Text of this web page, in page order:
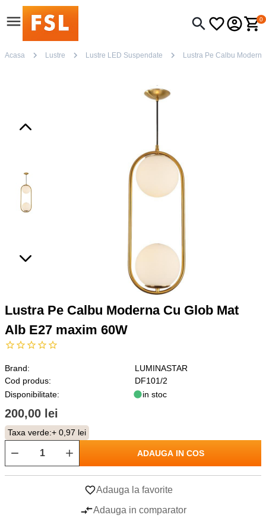
0
Acasa Lustre Lustre LED Suspendate Lustra Pe Calbu
Lustra Pe Calbu Moderna Cu Glob Mat
Alb E27 maxim 60W
Brand:
LUMINASTAR
Cod produs:
DF101/2
Disponibilitate:
in stoc
200,00 lei
Taxa verde:+ 0,97 lei
ADAUGA IN COS
Adauga la favorite
Adauga in comparator